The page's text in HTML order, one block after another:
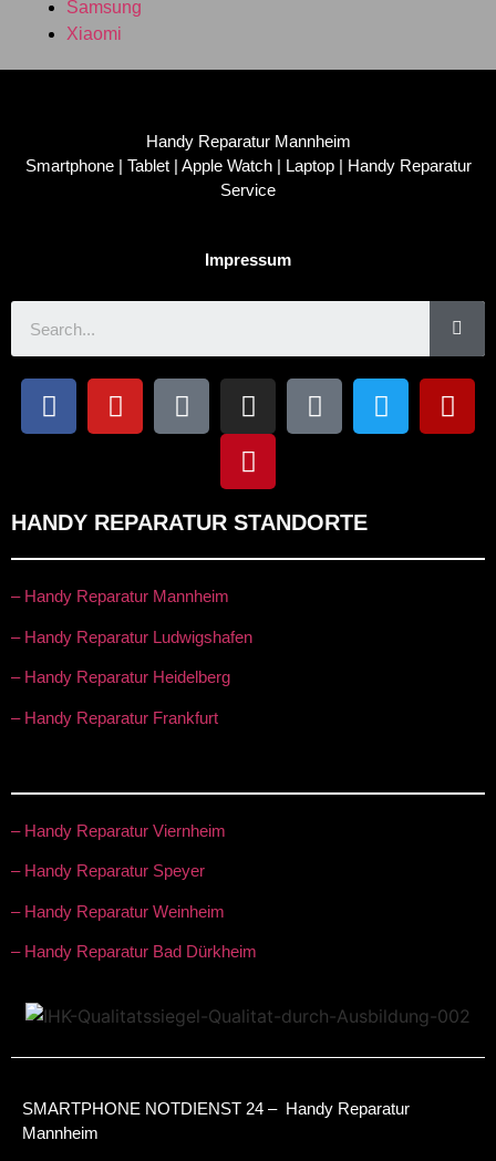
Samsung
Xiaomi
Handy Reparatur Mannheim
Smartphone | Tablet | Apple Watch | Laptop | Handy Reparatur
Service
Impressum
HANDY REPARATUR STANDORTE
– Handy Reparatur Mannheim
– Handy Reparatur Ludwigshafen
– Handy Reparatur Heidelberg
– Handy Reparatur Frankfurt
– Handy Reparatur Viernheim
– Handy Reparatur Speyer
– Handy Reparatur Weinheim
– Handy Reparatur Bad Dürkheim
SMARTPHONE NOTDIENST 24 – Handy Reparatur
Mannheim